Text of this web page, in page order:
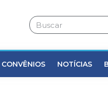
CONVÊNIOS NOTÍCIAS